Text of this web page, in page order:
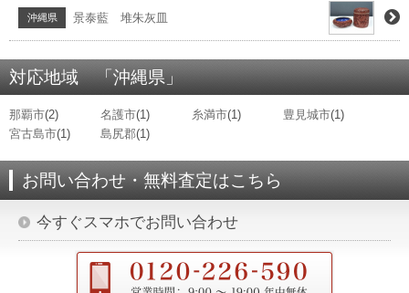
沖縄県 景泰藍 堆朱灰皿
対応地域 「沖縄県」
那覇市(2) 名護市(1) 糸満市(1) 豊見城市(1)
宮古島市(1) 島尻郡(1)
お問い合わせ・無料査定はこちら
今すぐスマホでお問い合わせ